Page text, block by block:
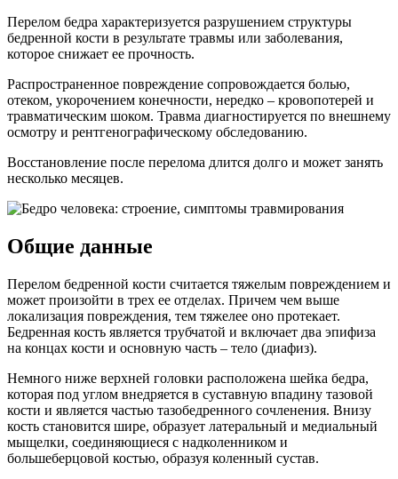
Перелом бедра характеризуется разрушением структуры
бедренной кости в результате травмы или заболевания,
которое снижает ее прочность.
Распространенное повреждение сопровождается болью,
отеком, укорочением конечности, нередко – кровопотерей и
травматическим шоком. Травма диагностируется по внешнему
осмотру и рентгенографическому обследованию.
Восстановление после перелома длится долго и может занять
несколько месяцев.
Общие данные
Перелом бедренной кости считается тяжелым повреждением и
может произойти в трех ее отделах. Причем чем выше
локализация повреждения, тем тяжелее оно протекает.
Бедренная кость является трубчатой и включает два эпифиза
на концах кости и основную часть – тело (диафиз).
Немного ниже верхней головки расположена шейка бедра,
которая под углом внедряется в суставную впадину тазовой
кости и является частью тазобедренного сочленения. Внизу
кость становится шире, образует латеральный и медиальный
мыщелки, соединяющиеся с надколенником и
большеберцовой костью, образуя коленный сустав.